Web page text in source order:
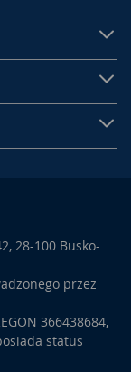
28-100 Busko-
przez
366438684,
status